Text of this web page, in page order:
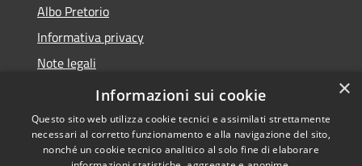
Albo Pretorio
Informativa privacy
Note legali
Dichiarazione di accessibilità
×
Informazioni sui cookie
Questo sito web utilizza cookie tecnici e assimilati strettamente
necessari al corretto funzionamento e alla navigazione del sito,
nonché un cookie tecnico analitico al solo fine di elaborare